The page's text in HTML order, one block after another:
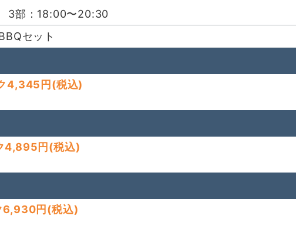
3部：18:00〜20:30
セット
4,345円 (税込)
4,895円 (税込)
6,930円 (税込)